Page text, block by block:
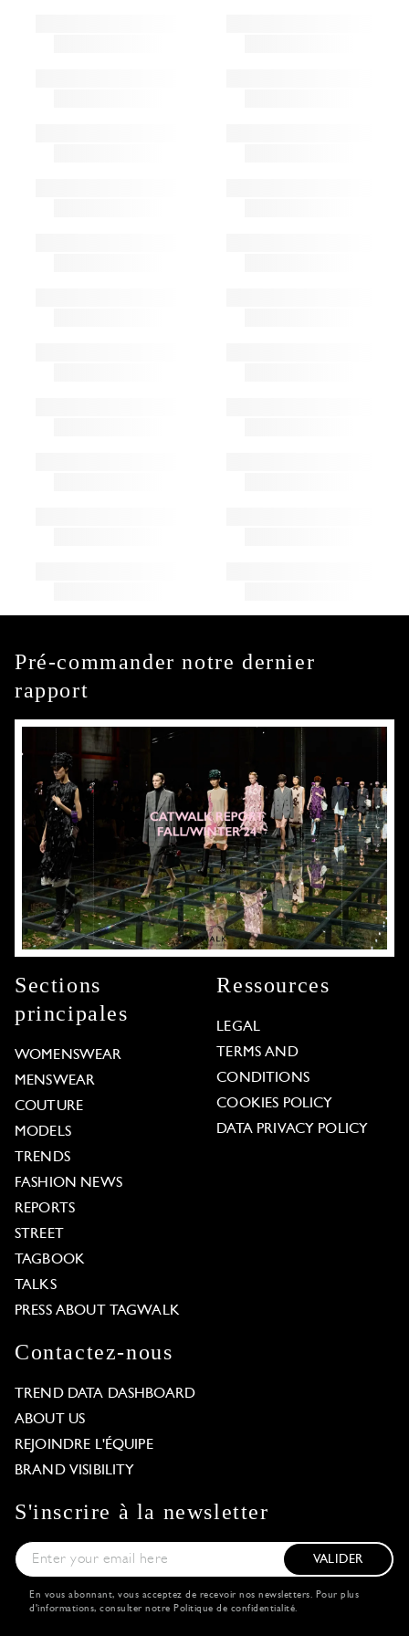
Pré-commander notre dernier
rapport
Sections
principales
WOMENSWEAR
MENSWEAR
COUTURE
MODELS
TRENDS
FASHION NEWS
REPORTS
STREET
TAGBOOK
TALKS
PRESS ABOUT TAGWALK
Ressources
LEGAL
TERMS AND
CONDITIONS
COOKIES POLICY
DATA PRIVACY POLICY
Contactez-nous
TREND DATA DASHBOARD
ABOUT US
REJOINDRE L'ÉQUIPE
BRAND VISIBILITY
S'inscrire à la newsletter
VALIDER
En vous abonnant, vous acceptez de recevoir nos newsletters. Pour plus
d'informations, consulter notre Politique de confidentialité.